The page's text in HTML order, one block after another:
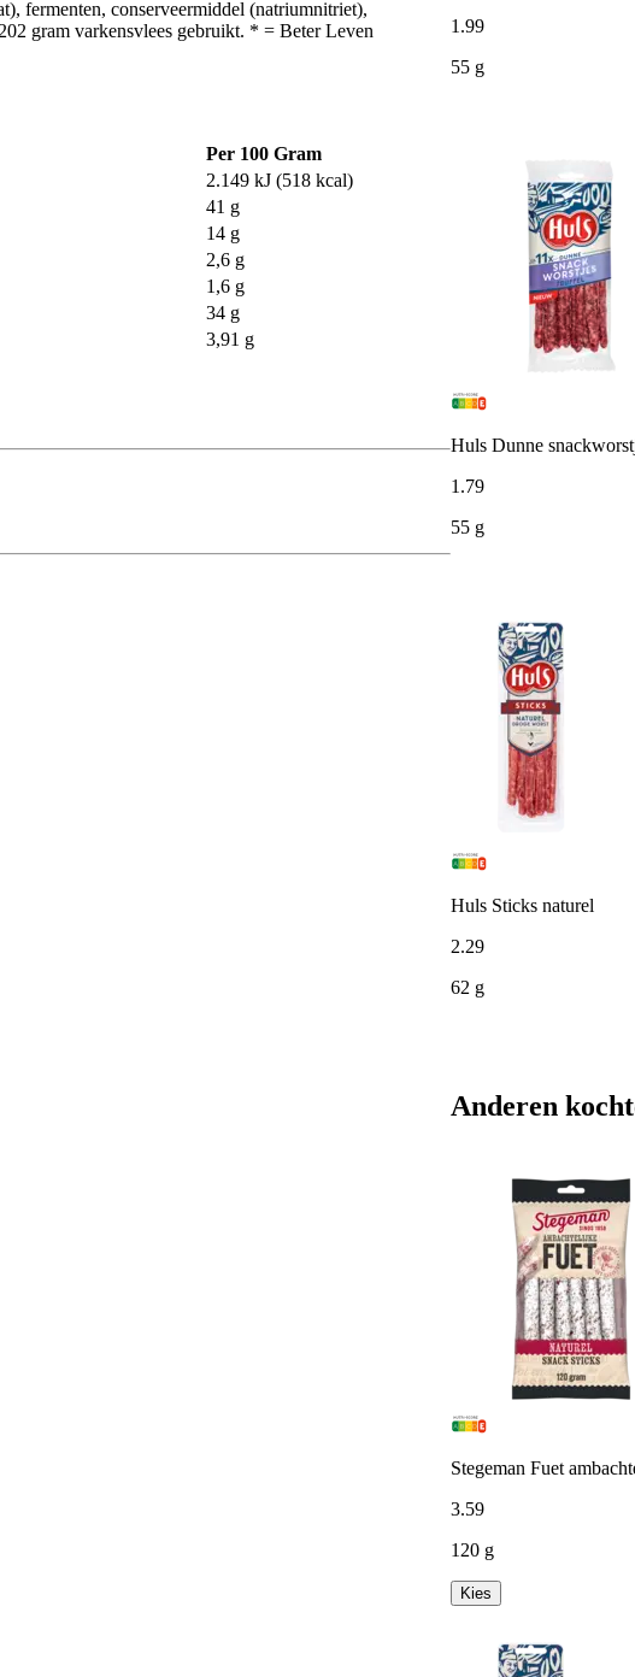
fermenten, conserveermiddel (natriumnitriet),
gram varkensvlees gebruikt. * = Beter Leven
Per 100 Gram
2.149 kJ (518 kcal)
41 g
14 g
2,6 g
1,6 g
34 g
3,91 g
1 .99
55 g
Huls Dunne
1 .79
55 g
Huls Sticks naturel
2.29
62 g
Anderen
Stegeman Fuet
3.59
120 g
Kies